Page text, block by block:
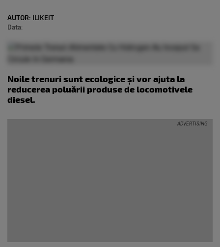
AUTOR: ILIKEIT
Data:
Noile trenuri sunt ecologice și vor ajuta la
reducerea poluării produse de locomotivele
diesel.